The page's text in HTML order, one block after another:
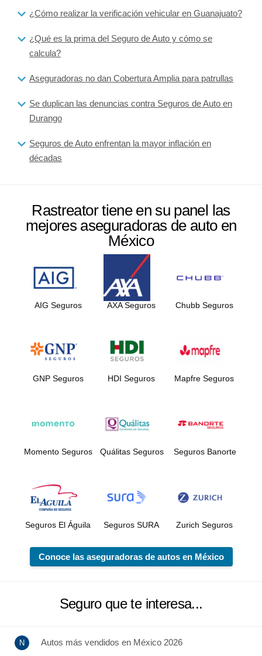
¿Cómo realizar la verificación vehicular en Guanajuato?
¿Qué es la prima del Seguro de Auto y cómo se
calcula?
Aseguradoras no dan Cobertura Amplia para patrullas
Se duplican las denuncias contra Seguros de Auto en
Durango
Seguros de Auto enfrentan la mayor inflación en
décadas
Rastreator tiene en su panel las
mejores aseguradoras de auto en
México
AIG Seguros AXA Seguros Chubb Seguros
GNP Seguros HDI Seguros Mapfre Seguros
Momento Seguros Quálitas Seguros Seguros Banorte
Seguros El Águila Seguros SURA Zurich Seguros
Conoce las aseguradoras de autos en México
Seguro que te interesa...
Autos más vendidos en México 2026